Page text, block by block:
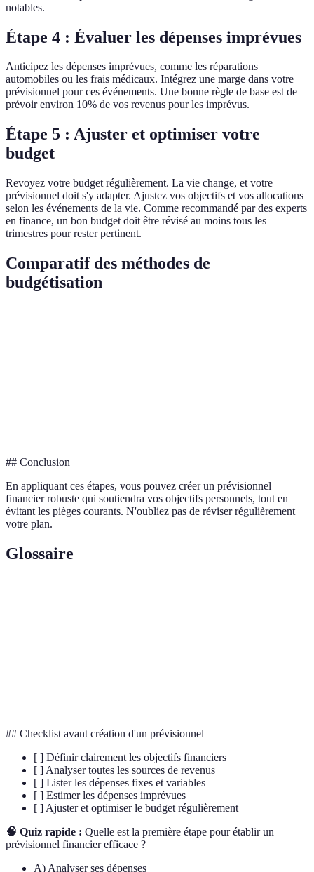
notables.
Étape 4 : Évaluer les dépenses imprévues
Anticipez les dépenses imprévues, comme les réparations
automobiles ou les frais médicaux. Intégrez une marge dans votre
prévisionnel pour ces événements. Une bonne règle de base est de
prévoir environ 10% de vos revenus pour les imprévus.
Étape 5 : Ajuster et optimiser votre
budget
Revoyez votre budget régulièrement. La vie change, et votre
prévisionnel doit s'y adapter. Ajustez vos objectifs et vos allocations
selon les événements de la vie. Comme recommandé par des experts
en finance, un bon budget doit être révisé au moins tous les
trimestres pour rester pertinent.
Comparatif des méthodes de
budgétisation
## Conclusion
En appliquant ces étapes, vous pouvez créer un prévisionnel
financier robuste qui soutiendra vos objectifs personnels, tout en
évitant les pièges courants. N'oubliez pas de réviser régulièrement
votre plan.
Glossaire
## Checklist avant création d'un prévisionnel
[ ] Définir clairement les objectifs financiers
[ ] Analyser toutes les sources de revenus
[ ] Lister les dépenses fixes et variables
[ ] Estimer les dépenses imprévues
[ ] Ajuster et optimiser le budget régulièrement
🧠 Quiz rapide : Quelle est la première étape pour établir un
prévisionnel financier efficace ?
A) Analyser ses dépenses